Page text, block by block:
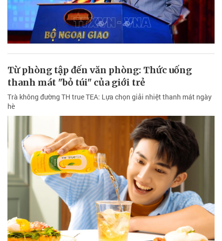
Từ phòng tập đến văn phòng: Thức uống
thanh mát "bỏ túi" của giới trẻ
Trà không đường TH true TEA: Lựa chọn giải nhiệt thanh mát ngày
hè